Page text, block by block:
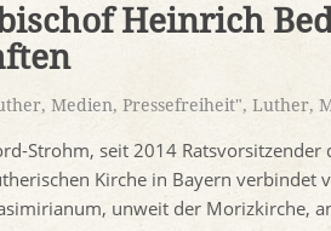
Heinrich
Medien, Pressefreiheit", Luther,
Strohm, seit 2014
Kirche in Bayern
unweit der Morizkirche,